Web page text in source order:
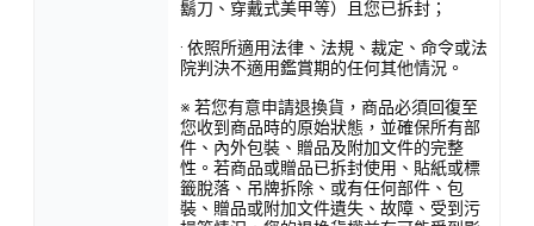
鬍刀、穿戴式美甲等）且您已拆封；
· 依照所適用法律、法規、裁定、命令或法
院判決不適用鑑賞期的任何其他情況。
※ 若您有意申請退換貨，商品必須回復至
您收到商品時的原始狀態，並確保所有部
件、內外包裝、贈品及附加文件的完整
性。若商品或贈品已拆封使用、貼紙或標
籤脫落、吊牌拆除、或有任何部件、包
裝、贈品或附加文件遺失、故障、受到污